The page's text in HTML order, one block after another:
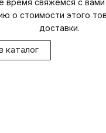
время свяжемся с
о стоимости этого
доставки.
каталог